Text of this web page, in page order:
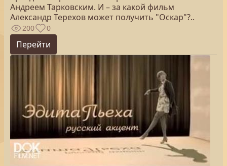
Андреем Тарковским. И – за какой фильм
Александр Терехов может получить "Оскар"?..
200 0
Перейти